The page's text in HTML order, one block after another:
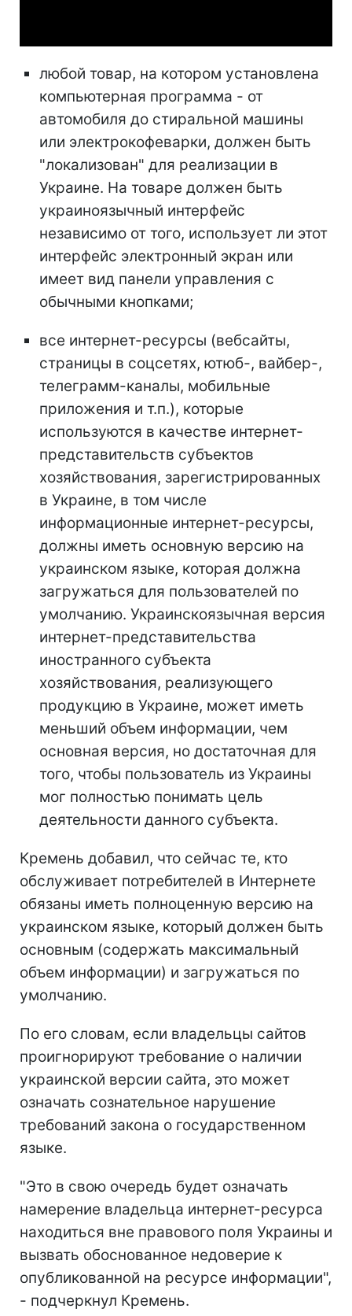
любой товар, на котором установлена ​​
компьютерная программа - от
автомобиля до стиральной машины
или электрокофеварки, должен быть
"локализован" для реализации в
Украине. На товаре должен быть
украиноязычный интерфейс
независимо от того, использует ли этот
интерфейс электронный экран или
имеет вид панели управления с
обычными кнопками;
все интернет-ресурсы (вебсайты,
страницы в соцсетях, ютюб-, вайбер-,
телеграмм-каналы, мобильные
приложения и т.п.), которые
используются в качестве интернет-
представительств субъектов
хозяйствования, зарегистрированных
в Украине, в том числе
информационные интернет-ресурсы,
должны иметь основную версию на
украинском языке, которая должна
загружаться для пользователей по
умолчанию. Украинскоязычная версия
интернет-представительства
иностранного субъекта
хозяйствования, реализующего
продукцию в Украине, может иметь
меньший объем информации, чем
основная версия, но достаточная для
того, чтобы пользователь из Украины
мог полностью понимать цель
деятельности данного субъекта.
Кремень добавил, что сейчас те, кто
обслуживает потребителей в Интернете
обязаны иметь полноценную версию на
украинском языке, который должен быть
основным (содержать максимальный
объем информации) и загружаться по
умолчанию.
По его словам, если владельцы сайтов
проигнорируют требование о наличии
украинской версии сайта, это может
означать сознательное нарушение
требований закона о государственном
языке.
"Это в свою очередь будет означать
намерение владельца интернет-ресурса
находиться вне правового поля Украины и
вызвать обоснованное недоверие к
опубликованной на ресурсе информации",
- подчеркнул Кремень.